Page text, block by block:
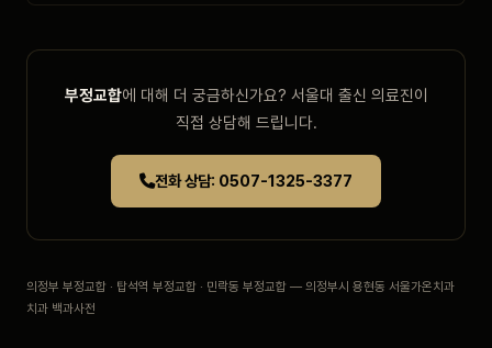
부정교합에 대해 더 궁금하신가요? 서울대 출신 의료진이
직접 상담해 드립니다.
전화 상담: 0507-1325-3377
의정부 부정교합 · 탑석역 부정교합 · 민락동 부정교합 — 의정부시 용현동 서울가온치과
치과 백과사전